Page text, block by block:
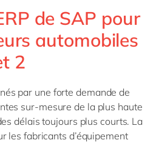
de SAP pour
automobiles
2
par une forte demande de
sur-mesure de la plus haute
délais toujours plus courts. La
les fabricants d’équipement